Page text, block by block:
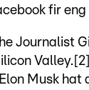
fir
Journalist
Musk